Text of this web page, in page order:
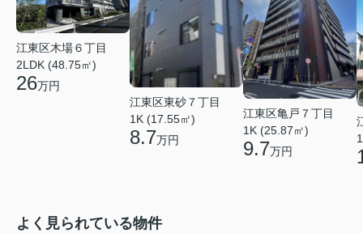
江東区木場６丁目
2LDK (48.75㎡)
26万円
江東区東砂７丁目
1K (17.55㎡)
8.7万円
江東区亀戸７丁目
1K (25.87㎡)
9.7万円
よく見られている物件